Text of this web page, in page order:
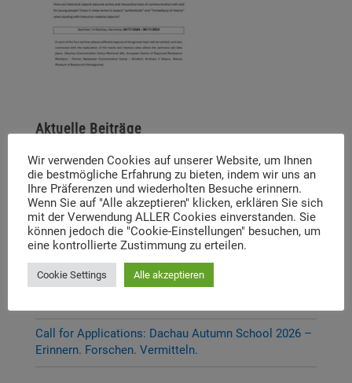
Aktuelle Beiträge
P-Seminar Gymnasium Ottobrunn „Die Muna
Hohenbrunn – Zwischen Krieg und Erinnerung“
Thema und Referent:innen für das diesjährige
Dachauer Symposium stehen fest
Digitale Neuerscheinung: Launch der digitalen
Call for Applications: Dachau Autumn School 2026 –
Erinnern. Forschen. Vermitteln.
Wir verwenden Cookies auf unserer Website, um Ihnen
die bestmögliche Erfahrung zu bieten, indem wir uns an
Ihre Präferenzen und wiederholten Besuche erinnern.
Wenn Sie auf "Alle akzeptieren" klicken, erklären Sie sich
mit der Verwendung ALLER Cookies einverstanden. Sie
können jedoch die "Cookie-Einstellungen" besuchen, um
eine kontrollierte Zustimmung zu erteilen.
Cookie Settings Alle akzeptieren